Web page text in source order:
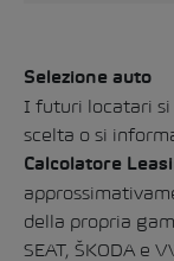
Selezione auto
I futuri locatari
scelta o si
Calcolatore
della propria
SEAT, ŠKODA e